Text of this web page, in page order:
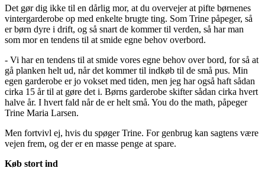
Det gør dig ikke til en dårlig mor, at du overvejer at pifte børnenes
vintergarderobe op med enkelte brugte ting. Som Trine påpeger, så
er børn dyre i drift, og så snart de kommer til verden, så har man
som mor en tendens til at smide egne behov overbord.
- Vi har en tendens til at smide vores egne behov over bord, for så at
gå planken helt ud, når det kommer til indkøb til de små pus. Min
egen garderobe er jo vokset med tiden, men jeg har også haft sådan
cirka 15 år til at gøre det i. Børns garderobe skifter sådan cirka hvert
halve år. I hvert fald når de er helt små. You do the math, påpeger
Trine Maria Larsen.
Men fortvivl ej, hvis du spøger Trine. For genbrug kan sagtens være
vejen frem, og der er en masse penge at spare.
Køb stort ind